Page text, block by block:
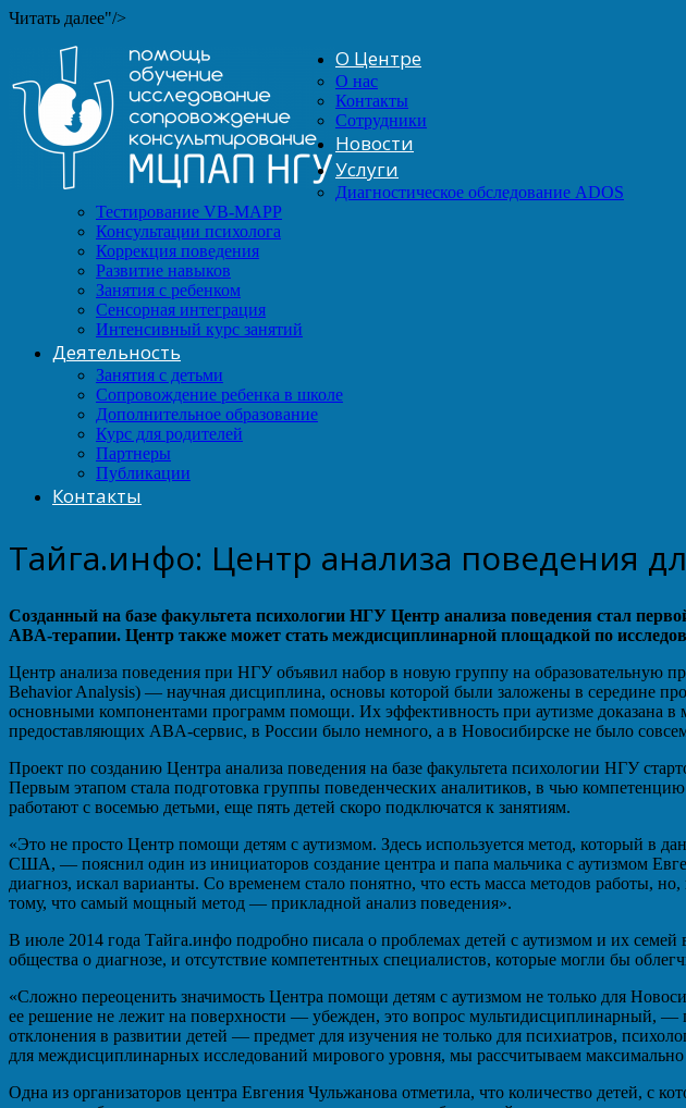
Читать далее"/>
О Центре
О нас
Контакты
Сотрудники
Новости
Услуги
Диагностическое обследование ADOS
Тестирование VB-MAPP
Консультации психолога
Коррекция поведения
Развитие навыков
Занятия с ребенком
Сенсорная интеграция
Интенсивный курс занятий
Деятельность
Занятия с детьми
Сопровождение ребенка в школе
Дополнительное образование
Курс для родителей
Партнеры
Публикации
Контакты
Тайга.инфо: Центр анализа поведения
Созданный на базе факультета психологии НГУ Центр анализа поведения стал
ABA-терапии. Центр также может стать междисциплинарной площадкой по
Центр анализа поведения при НГУ объявил набор в новую группу на образовательную
Behavior Analysis) — научная дисциплина, основы которой были заложены в середине
основными компонентами программ помощи. Их эффективность при аутизме доказана
предоставляющих ABA-сервис, в России было немного, а в Новосибирске не было
Проект по созданию Центра анализа поведения на базе факультета психологии НГУ
Первым этапом стала подготовка группы поведенческих аналитиков, в чью
работают с восемью детьми, еще пять детей скоро подключатся к занятиям.
«Это не просто Центр помощи детям с аутизмом. Здесь используется метод, который в
США, — пояснил один из инициаторов создание центра и папа мальчика с аутизмом
диагноз, искал варианты. Со временем стало понятно, что есть масса методов
тому, что самый мощный метод — прикладной анализ поведения».
В июле 2014 года Тайга.инфо подробно писала о проблемах детей с аутизмом и их
общества о диагнозе, и отсутствие компетентных специалистов, которые могли бы
«Сложно переоценить значимость Центра помощи детям с аутизмом не только для
ее решение не лежит на поверхности — убежден, это вопрос мультидисциплинарный,
отклонения в развитии детей — предмет для изучения не только для психиатров,
для междисциплинарных исследований мирового уровня, мы рассчитываем
Одна из организаторов центра Евгения Чульжанова отметила, что количество детей, с